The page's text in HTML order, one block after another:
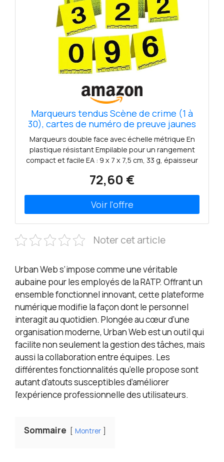
Marqueurs tendus Scène de crime (1 à
30), cartes de numéro de preuve jaunes
Marqueurs double face avec échelle métrique En
plastique résistant Empilable pour un rangement
compact et facile EA : 9 x 7 x 7,5 cm, 33 g, épaisseur
72,60 €
Noter cet article
Urban Web s’impose comme une véritable
aubaine pour les employés de la RATP. Offrant un
ensemble fonctionnel innovant, cette plateforme
numérique modifie la façon dont le personnel
interagit au quotidien. Plongée au cœur d’une
organisation moderne, Urban Web est un outil qui
facilite non seulement la gestion des tâches, mais
aussi la collaboration entre équipes. Les
différentes fonctionnalités qu’elle propose sont
autant d’atouts susceptibles d’améliorer
l’expérience professionnelle des utilisateurs.
Sommaire Montrer